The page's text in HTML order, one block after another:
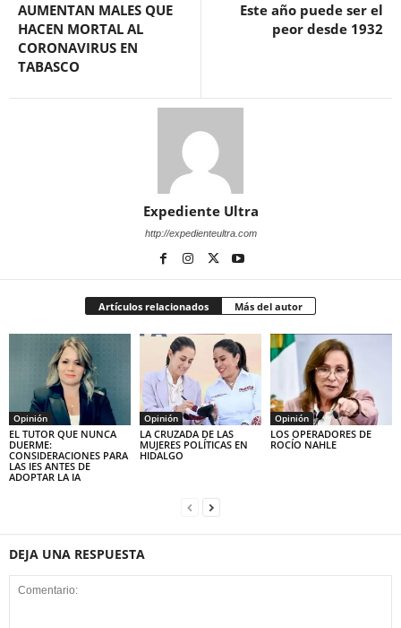
AUMENTAN MALES QUE
HACEN MORTAL AL
CORONAVIRUS EN
TABASCO
Este año puede ser el
peor desde 1932
Expediente Ultra
http://expedienteultra.com
Artículos relacionados Más del autor
Opinión
EL TUTOR QUE NUNCA
DUERME:
CONSIDERACIONES PARA
LAS IES ANTES DE
ADOPTAR LA IA
Opinión
LA CRUZADA DE LAS
MUJERES POLÍTICAS EN
HIDALGO
Opinión
LOS OPERADORES DE
ROCÍO NAHLE
DEJA UNA RESPUESTA